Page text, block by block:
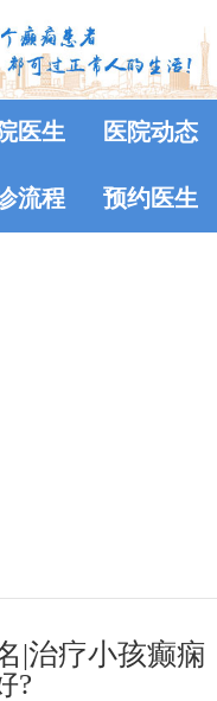
医生 医院动态
流程 预约医生
|治疗小孩癫痫
?